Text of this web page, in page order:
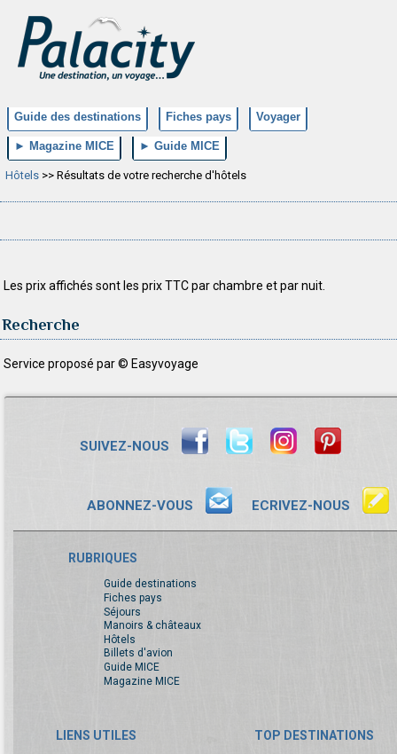
Guide des destinations Fiches pays Voyager
► Magazine MICE ► Guide MICE
Hôtels >> Résultats de votre recherche d'hôtels
Les prix affichés sont les prix TTC par chambre et par nuit.
Recherche
Service proposé par © Easyvoyage
SUIVEZ-NOUS
ABONNEZ-VOUS ECRIVEZ-NOUS
RUBRIQUES
Guide destinations
Fiches pays
Séjours
Manoirs & châteaux
Hôtels
Billets d'avion
Guide MICE
Magazine MICE
LIENS UTILES TOP DESTINATIONS